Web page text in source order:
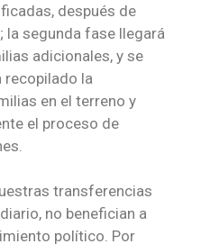
después de
segunda fase llegará
adicionales, y se
recopilado la
en el terreno y
el proceso de
transferencias
no benefician a
político. Por